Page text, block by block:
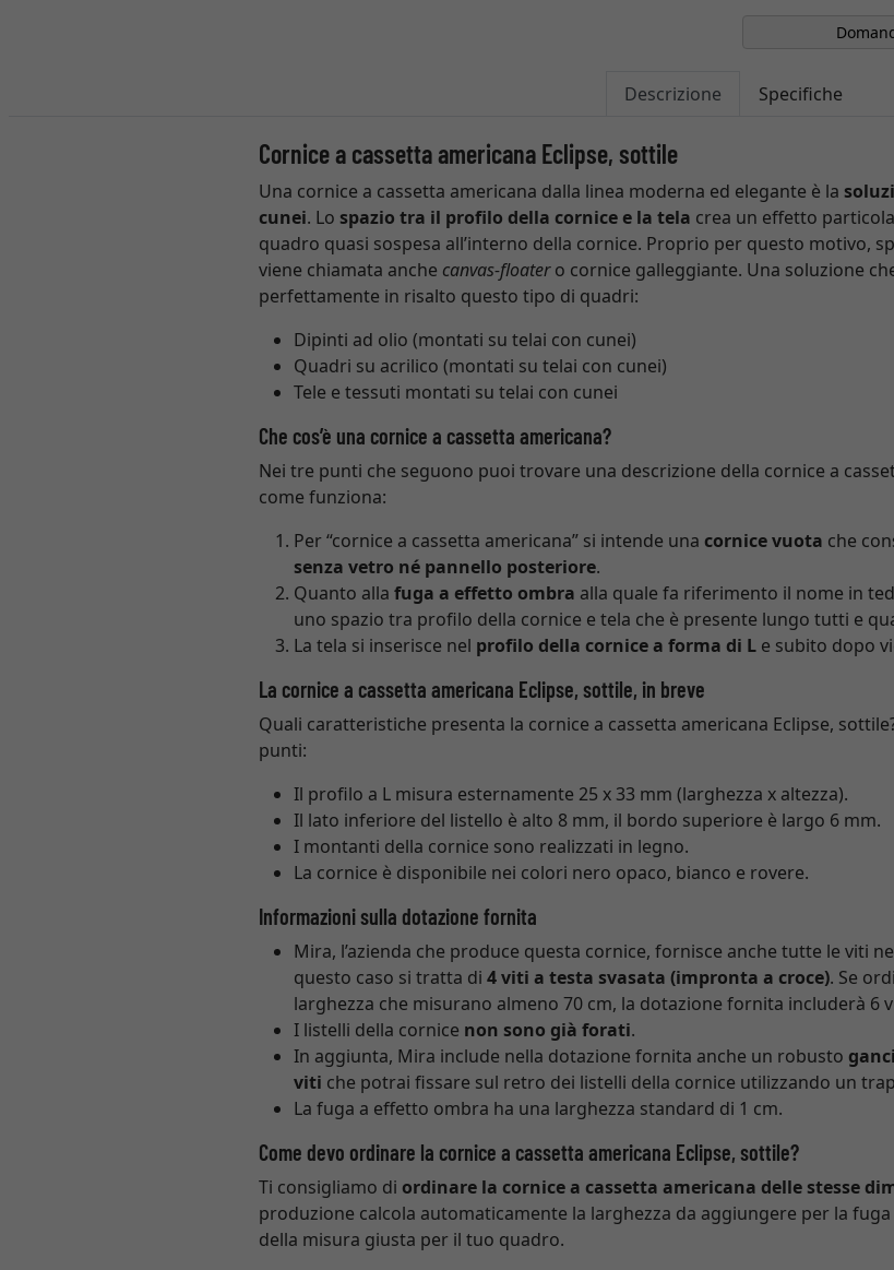
Descrizione Specifiche
Cornice a cassetta americana Eclipse, sottile
Una cornice a cassetta americana dalla linea moderna ed elegante è la
cunei. Lo spazio tra il profilo della cornice e la tela crea un effetto
quadro quasi sospesa all’interno della cornice. Proprio per questo motivo,
viene chiamata anche canvas-floatero cornice galleggiante. Una soluzione
perfettamente in risalto questo tipo di quadri:
Dipinti ad olio (montati su telai con cunei)
Quadri su acrilico (montati su telai con cunei)
Tele e tessuti montati su telai con cunei
Che cos’è una cornice a cassetta americana?
Nei tre punti che seguono puoi trovare una descrizione della cornice a
come funziona:
Per “cornice a cassetta americana” si intende una cornice vuota che
senza vetro né pannello posteriore.
Quanto allafuga a effetto ombra alla quale fa riferimento il nome in
uno spazio tra profilo della cornice e tela che è presente lungo tutti e
La tela si inserisce nel profilo della cornice a forma di L e subito dopo
La cornice a cassetta americana Eclipse, sottile, in breve
Quali caratteristiche presenta la cornice a cassetta americana Eclipse,
punti:
Il profilo a L misura esternamente 25 x 33 mm (larghezza x altezza).
Il lato inferiore del listello è alto 8 mm, il bordo superiore è largo 6 mm.
I montanti della cornice sono realizzati in legno.
La cornice è disponibile nei colori nero opaco, bianco e rovere.
Informazioni sulla dotazione fornita
Mira, l’azienda che produce questa cornice, fornisce anche tutte le viti
questo caso si tratta di4 viti a testa svasata (impronta a croce). Se
larghezza che misurano almeno 70 cm, la dotazione fornita includerà 6
I listelli della cornice non sono già forati.
In aggiunta, Mira include nella dotazione fornita anche un robusto
viti che potrai fissare sul retro dei listelli della cornice utilizzando un
La fuga a effetto ombra ha una larghezza standard di 1 cm.
Come devo ordinare la cornice a cassetta americana Eclipse, sottile?
Ti consigliamo di ordinare la cornice a cassetta americana delle stesse
produzione calcola automaticamente la larghezza da aggiungere per la
della misura giusta per il tuo quadro.